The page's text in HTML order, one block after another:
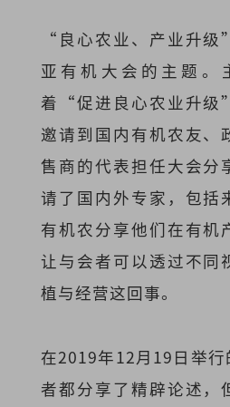
“良心农业、产业升
亚有机大会的主题。
着“促进良心农业升级
邀请到国内有机农友、
售商的代表担任大会分
请了国内外专家，包括
有机农分享他们在有机
让与会者可以透过不同
植与经营这回事。
在2019年12月19日举
者都分享了精辟论述，